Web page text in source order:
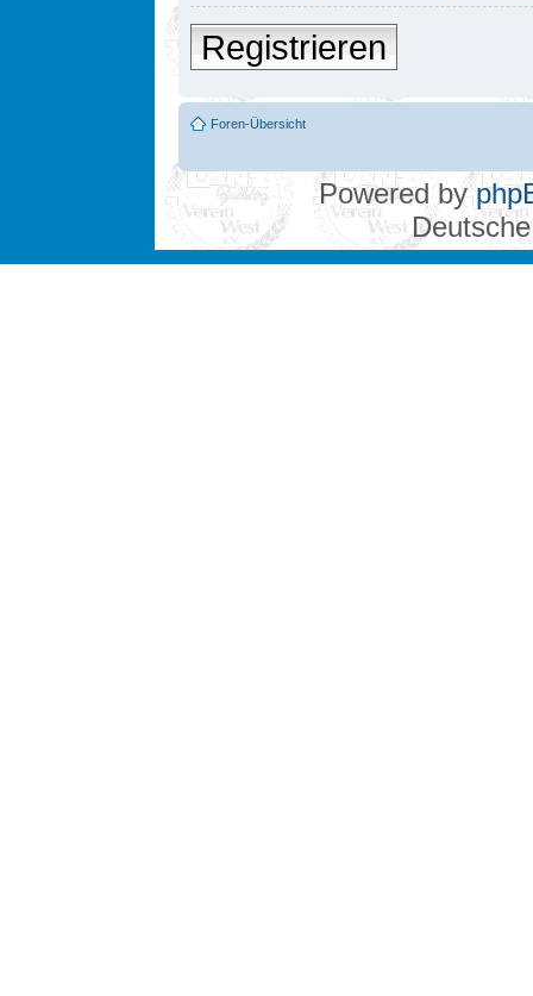
Registrieren
Foren-Übersicht
Powered by